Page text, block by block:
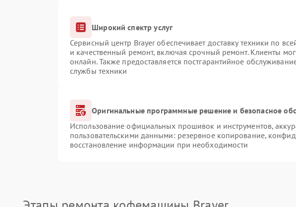
Широкий спектр услуг
Сервисный центр Brayer обеспечивает доставку техники по
и качественный ремонт, включая срочный ремонт. Клиенты
онлайн. Также предоставляется постгарантийное
службы техники
Оригинальные программные решение и безопасное
Использование официальных прошивок и инструментов,
пользовательскими данными: резервное копирование,
восстановление информации при необходимости